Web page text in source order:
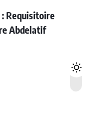
: Requisitoire
Abdelatif